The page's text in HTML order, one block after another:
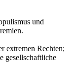
und
extremen Rechten;
gesellschaftliche